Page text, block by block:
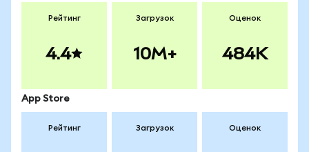
Рейтинг
4.4
Загрузок
10M+
Оценок
484K
App Store
Рейтинг Загрузок Оценок